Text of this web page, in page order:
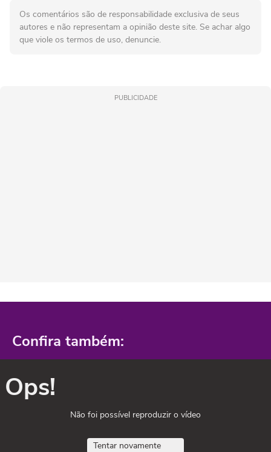
Os comentários são de responsabilidade exclusiva de seus
autores e não representam a opinião deste site. Se achar algo
que viole os termos de uso, denuncie.
PUBLICIDADE
Confira também:
Ops!
Não foi possível reproduzir o vídeo
Tentar novamente